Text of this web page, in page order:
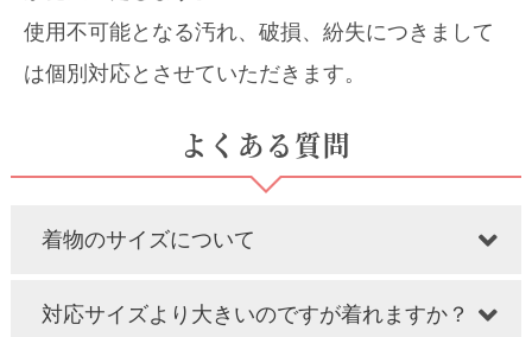
使用不可能となる汚れ、破損、紛失につきまして
は個別対応とさせていただきます。
よくある質問
着物のサイズについて
対応サイズより大きいのですが着れますか？